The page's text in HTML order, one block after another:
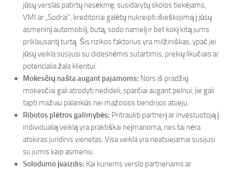
jūsų verslas patirtų nesėkmę, susidarytų skolos tiekėjams,
VMI ar „Sodrai“, kreditoriai galėtų nukreipti išieškojimą į jūsų
asmeninį automobilį, butą, sodo namelį ir bet kokį kitą jums
priklausantį turtą. Šis rizikos faktorius yra milžiniškas, ypač jei
jūsų veikla susijusi su didesnėmis sutartimis, prekių likučiais ar
potencialia žala klientui.
Mokesčių našta augant pajamoms: Nors iš pradžių
mokesčiai gali atrodyti nedideli, sparčiai augant pelnui, jie gali
tapti mažiau palankūs nei mažosios bendrijos atveju.
Ribotos plėtros galimybės: Pritraukti partnerį ar investuotoją į
individualią veiklą yra praktiškai neįmanoma, nes tai nėra
atskiras juridinis vienetas. Visa veikla yra neatsiejamai susijusi
su jumis kaip asmeniu.
Solodumo įvaizdis: Kai kuriems verslo partneriams ar